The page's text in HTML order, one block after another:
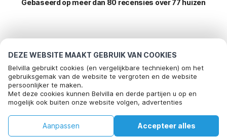
DEZE WEBSITE MAAKT GEBRUIK VAN COOKIES
Belvilla gebruikt cookies (en vergelijkbare technieken) om het
gebruiksgemak van de website te vergroten en de website
persoonlijker te maken.
Met deze cookies kunnen Belvilla en derde partijen u op en
mogelijk ook buiten onze website volgen, advertenties
social media.
Door op "accepteren" te klikken gaat u hiermee akkoord. Meer
Accepteer alles
Aanpassen
Gebaseerd op meer dan 80 recensies over 77 huizen
vakantie
Top steden met top voorzieningen voor vakantie
Kindvriendelijke vakantiehuizen calice-ligure
Kindvriendelijke vakantiehuizen vezzi-portio
Kindvriendelijke vakantiehuizen calizzano
Populaire voorzieningen voor vakantie in San-bartolomeo-
al-mare
Kindvriendelijke vakantiehuizen
Populaire steden voor vakantie in Ligurie